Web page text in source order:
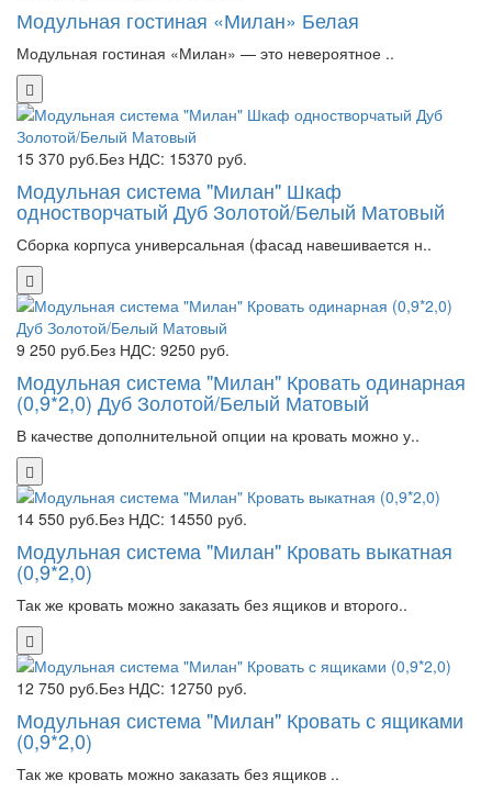
Модульная гостиная «Милан» Белая
Модульная гостиная «Милан» — это невероятное ..
15 370 руб.Без НДС: 15370 руб.
Модульная система "Милан" Шкаф
одностворчатый Дуб Золотой/Белый Матовый
Сборка корпуса универсальная (фасад навешивается н..
9 250 руб.Без НДС: 9250 руб.
Модульная система "Милан" Кровать одинарная
(0,9*2,0) Дуб Золотой/Белый Матовый
В качестве дополнительной опции на кровать можно у..
14 550 руб.Без НДС: 14550 руб.
Модульная система "Милан" Кровать выкатная
(0,9*2,0)
Так же кровать можно заказать без ящиков и второго..
12 750 руб.Без НДС: 12750 руб.
Модульная система "Милан" Кровать с ящиками
(0,9*2,0)
Так же кровать можно заказать без ящиков ..